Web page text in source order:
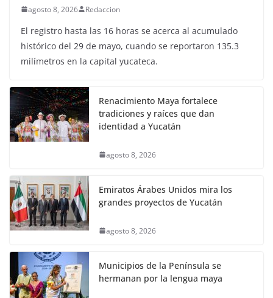
agosto 8, 2026 Redaccion
El registro hasta las 16 horas se acerca al acumulado
histórico del 29 de mayo, cuando se reportaron 135.3
milímetros en la capital yucateca.
Renacimiento Maya fortalece
tradiciones y raíces que dan
identidad a Yucatán
agosto 8, 2026
Emiratos Árabes Unidos mira los
grandes proyectos de Yucatán
agosto 8, 2026
Municipios de la Península se
hermanan por la lengua maya